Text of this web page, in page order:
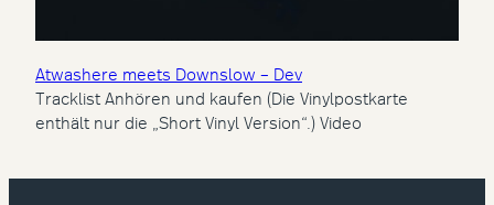
Atwashere meets Downslow – Dev
Tracklist Anhören und kaufen (Die Vinylpostkarte
enthält nur die „Short Vinyl Version“.) Video